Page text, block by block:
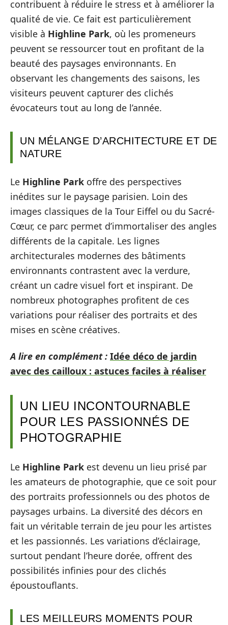
contribuent à réduire le stress et à améliorer la
qualité de vie. Ce fait est particulièrement
visible à Highline Park, où les promeneurs
peuvent se ressourcer tout en profitant de la
beauté des paysages environnants. En
observant les changements des saisons, les
visiteurs peuvent capturer des clichés
évocateurs tout au long de l’année.
UN MÉLANGE D’ARCHITECTURE ET DE
NATURE
Le Highline Park offre des perspectives
inédites sur le paysage parisien. Loin des
images classiques de la Tour Eiffel ou du Sacré-
Cœur, ce parc permet d’immortaliser des angles
différents de la capitale. Les lignes
architecturales modernes des bâtiments
environnants contrastent avec la verdure,
créant un cadre visuel fort et inspirant. De
nombreux photographes profitent de ces
variations pour réaliser des portraits et des
mises en scène créatives.
A lire en complément : Idée déco de jardin
avec des cailloux : astuces faciles à réaliser
UN LIEU INCONTOURNABLE
POUR LES PASSIONNÉS DE
PHOTOGRAPHIE
Le Highline Park est devenu un lieu prisé par
les amateurs de photographie, que ce soit pour
des portraits professionnels ou des photos de
paysages urbains. La diversité des décors en
fait un véritable terrain de jeu pour les artistes
et les passionnés. Les variations d’éclairage,
surtout pendant l’heure dorée, offrent des
possibilités infinies pour des clichés
époustouflants.
LES MEILLEURS MOMENTS POUR